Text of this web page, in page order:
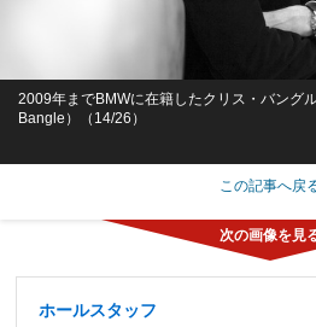
2009年までBMWに在籍したクリス・バング
Bangle）（14/26）
この記事へ戻
ホールスタッフ